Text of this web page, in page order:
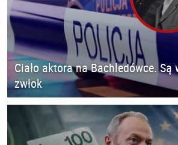
Ciało aktora na Bachledówce. Są
zwłok